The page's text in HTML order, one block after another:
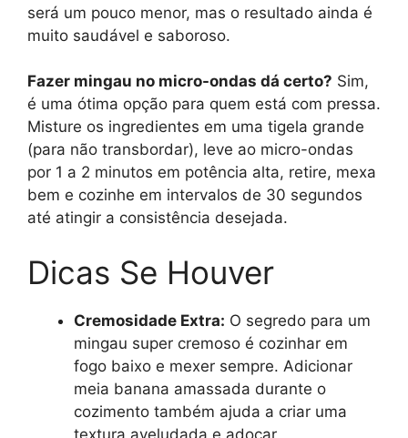
será um pouco menor, mas o resultado ainda é
muito saudável e saboroso.
Fazer mingau no micro-ondas dá certo? Sim,
é uma ótima opção para quem está com pressa.
Misture os ingredientes em uma tigela grande
(para não transbordar), leve ao micro-ondas
por 1 a 2 minutos em potência alta, retire, mexa
bem e cozinhe em intervalos de 30 segundos
até atingir a consistência desejada.
Dicas Se Houver
Cremosidade Extra: O segredo para um
mingau super cremoso é cozinhar em
fogo baixo e mexer sempre. Adicionar
meia banana amassada durante o
cozimento também ajuda a criar uma
textura aveludada e adoçar